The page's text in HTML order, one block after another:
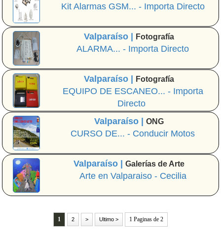
Kit Alarmas GSM... - Importa Directo
Valparaíso | Fotografía
ALARMA... - Importa Directo
Valparaíso | Fotografía
EQUIPO DE ESCANEO... - Importa
Directo
Valparaíso |ONG
CURSO DE... - Conducir Motos
Valparaíso |Galerías de Arte
Arte en Valparaiso - Cecilia
1 2 > Ultimo > 1 Paginas de 2